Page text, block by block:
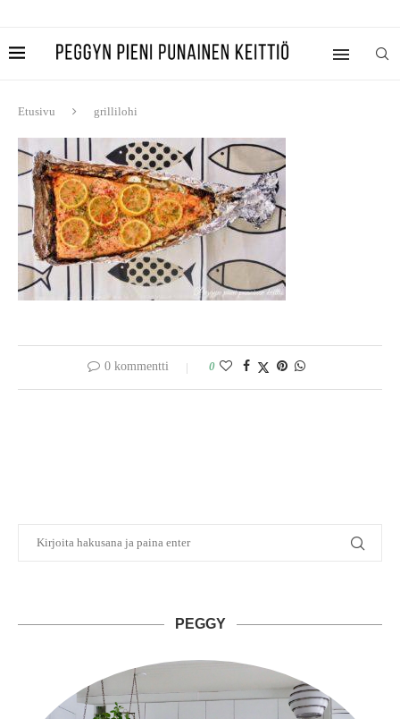
Etusivu grillilohi
0 kommentti 0
PEGGY